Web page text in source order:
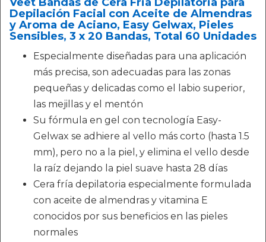
Depilación Facial con Aceite de Almendras
y Aroma de Aciano, Easy Gelwax, Pieles
Sensibles, 3 x 20 Bandas, Total 60 Unidades
Especialmente diseñadas para una aplicación
más precisa, son adecuadas para las zonas
pequeñas y delicadas como el labio superior,
las mejillas y el mentón
Su fórmula en gel con tecnología Easy-
Gelwax se adhiere al vello más corto (hasta 1.5
mm), pero no a la piel, y elimina el vello desde
la raíz dejando la piel suave hasta 28 días
Cera fría depilatoria especialmente formulada
con aceite de almendras y vitamina E
conocidos por sus beneficios en las pieles
normales